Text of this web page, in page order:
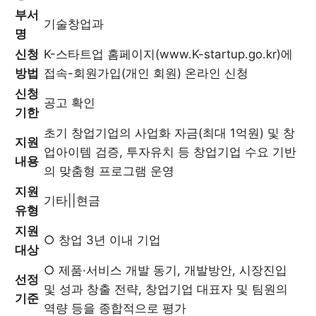
부서
명
기술창업과
신청
방법
K-스타트업 홈페이지(www.K-startup.go.kr)에
접속-회원가입(개인 회원) 온라인 신청
신청
기한
공고 확인
지원
내용
초기 창업기업의 사업화 자금(최대 1억원) 및 창
업아이템 검증, 투자유치 등 창업기업 수요 기반
의 맞춤형 프로그램 운영
지원
유형
기타||현금
지원
대상
○ 창업 3년 이내 기업
선정
기준
○ 제품·서비스 개발 동기, 개발방안, 시장진입
및 성과 창출 전략, 창업기업 대표자 및 팀원의
역량 등을 종합적으로 평가